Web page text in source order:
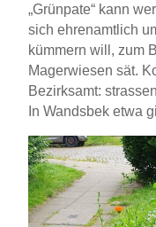
„Grünpate“ kann
sich ehrenamtlich
kümmern will, zum
Magerwiesen sät.
Bezirksamt:
In Wandsbek etwa